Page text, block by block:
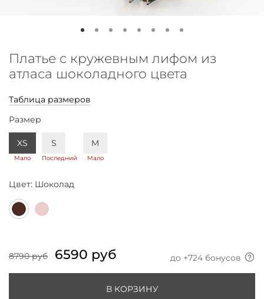
Платье с кружевным лифом из
атласа шоколадного цвета
Таблица размеров
Размер
XS
Мало
S
Последний
M
Мало
Цвет: Шоколад
8790 руб 6590 руб до +724 бонусов
В КОРЗИНУ